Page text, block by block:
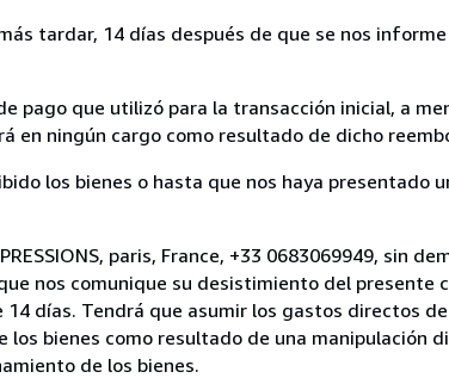
tardar, 14 días después de que se nos
pago que utilizó para la transacción inicial, a
en ningún cargo como resultado de dicho
los bienes o hasta que nos haya presentado
paris, France, +33 0683069949, sin
nos comunique su desistimiento del presente
días. Tendrá que asumir los gastos directos
bienes como resultado de una manipulación
de los bienes.